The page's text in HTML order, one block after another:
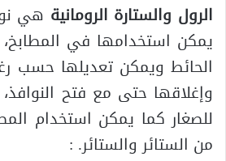
الرول والستارة الرومانية هي
يمكن استخدامها في
الحائط ويمكن تعديلها حسب
وإغلاقها حتى مع فتح
للصغار كما يمكن استخدام
من الستائر والستائر. :